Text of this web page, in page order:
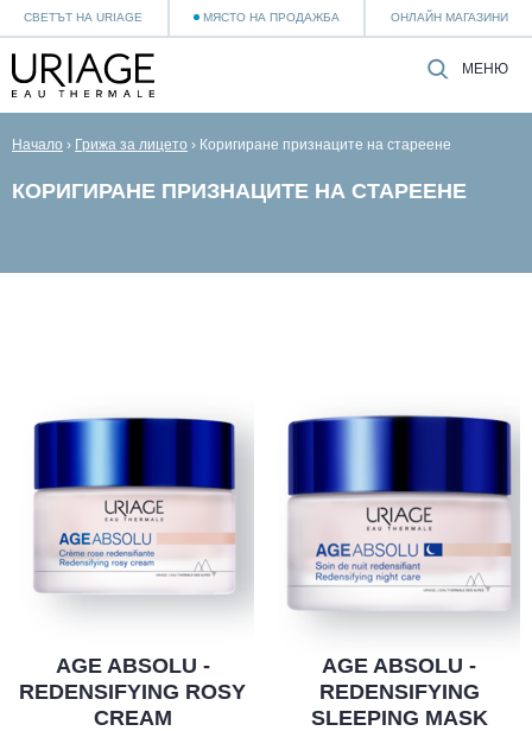
СВЕТЪТ НА URIAGE МЯСТО НА ПРОДАЖБА ОНЛАЙН МАГАЗИНИ
МЕНЮ
Начало › Грижа за лицето › Коригиране признаците на стареене
КОРИГИРАНЕ ПРИЗНАЦИТЕ НА СТАРЕЕНЕ
AGE ABSOLU -
REDENSIFYING ROSY
CREAM
AGE ABSOLU -
REDENSIFYING
SLEEPING MASK